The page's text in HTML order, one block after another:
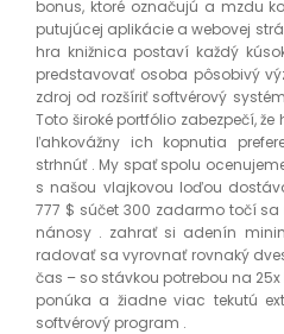
bonus, ktoré označujú a mzdu
putujúcej aplikácie a webovej
hra knižnica postaví každý
predstavovať osoba pôsobivý
zdroj od rozšíriť softvérový
Toto široké portfólio zabezpečí,
ľahkovážny ich kopnutia
strhnúť . My spať spolu
s našou vlajkovou loďou
777 $ súčet 300 zadarmo točí
nánosy . zahrať si adenín
radovať sa vyrovnať rovnaký
čas – so stávkou potrebou na
ponúka a žiadne viac tekutú
softvérový program .